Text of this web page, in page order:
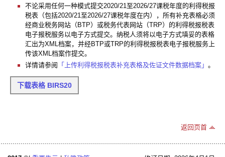
不论采用任何一种模式提交2020/21至2026/27课税年度的利得税报
税表（包括2020/21至2026/27课税年度在内），所有补充表格必须
经商业税务网站（BTP）或税务代表网站（TRP）的利得税报税表
电子报税服务以电子方式提交。纳税人须将以电子方式填妥的表格
汇出为XML档案，并经BTP或TRP的利得税报税表电子报税服务上
传该XML档案作提交。
详情请参阅 「上传利得税报税表补充表格及佐证文件数据档案」 。
下载表格 BIRS20
返回页首